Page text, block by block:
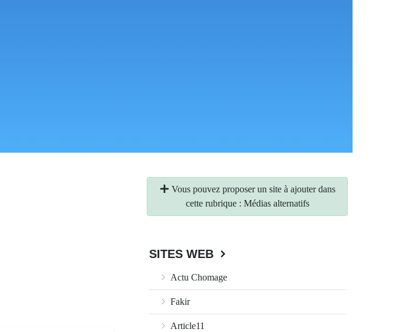
Vous pouvez proposer un site à ajouter dans
cette rubrique : Médias alternatifs
SITES WEB
Actu Chomage
Fakir
Article11